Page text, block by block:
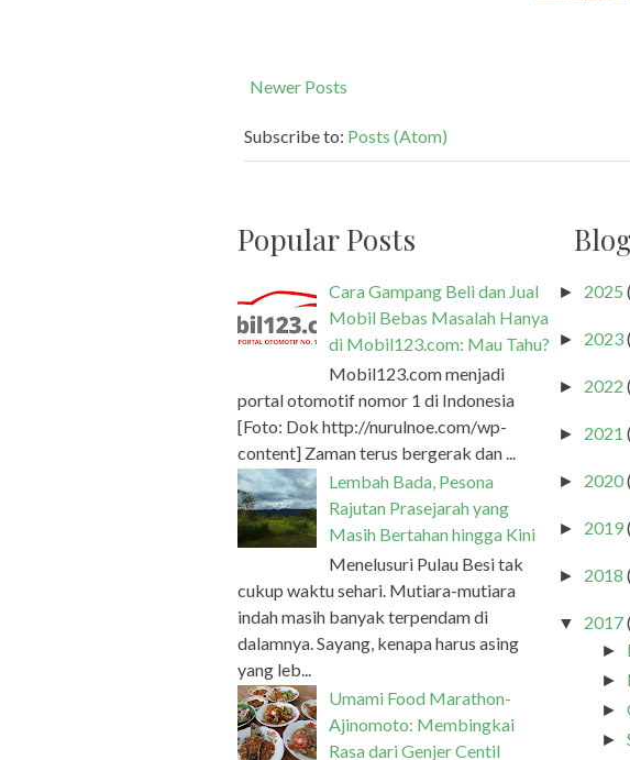
Newer Posts
Subscribe to: Posts (Atom)
Popular Posts
Cara Gampang Beli dan Jual
Mobil Bebas Masalah Hanya
di Mobil123.com: Mau Tahu?
Mobil123.com menjadi
portal otomotif nomor 1 di Indonesia
[Foto: Dok http://nurulnoe.com/wp-
content] Zaman terus bergerak dan ...
Lembah Bada, Pesona
Rajutan Prasejarah yang
Masih Bertahan hingga Kini
Menelusuri Pulau Besi tak
cukup waktu sehari. Mutiara-mutiara
indah masih banyak terpendam di
dalamnya. Sayang, kenapa harus asing
yang leb...
Umami Food Marathon-
Ajinomoto: Membingkai
Rasa dari Genjer Centil
► 2025
► 2023
► 2022
► 2021
► 2020
► 2019
► 2018
▼ 2017
►
►
►
►